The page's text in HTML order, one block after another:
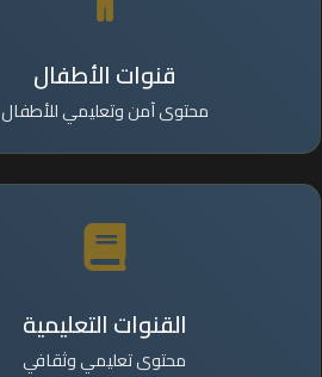
قنوات الأطفال
محتوى آمن وتعليمي للأطفال
القنوات التعليمية
محتوى تعليمي وثقافي